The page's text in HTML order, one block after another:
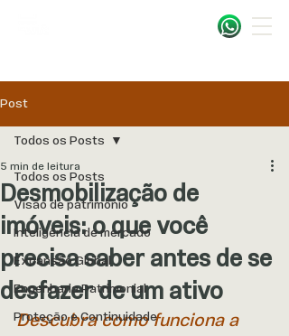
Post
Todos os Posts
Visão de patrimônio
Inteligência de mercado
Expansão Global
Engenharia Patrimonial
Proteção e Continuidade
Todos os Posts
Desmobilização de
imóveis: o que você
precisa saber antes de se
desfazer de um ativo
5 min de leitura
Descubra como funciona a